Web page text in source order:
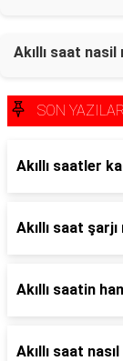
Akıllı saat
SON YAZILAR
Akıllı saatler
Akıllı saat
Akıllı saatin
Akıllı saat